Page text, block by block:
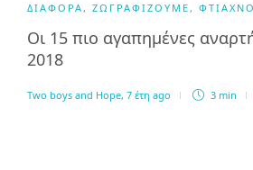
ΔΙΆΦΟΡΑ, ΖΩΓΡΑΦΊΖΟΥΜΕ,
Οι 15 πιο αγαπημένες
2018
Two boys and Hope, 7 έτη ago 3 min